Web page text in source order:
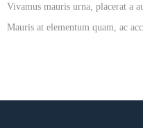
Vivamus mauris urna, placerat a
Mauris at elementum quam, ac